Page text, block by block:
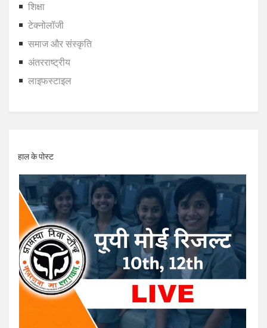
शिक्षा
टेक्नोलॉजी
समाज और संस्कृति
अंतरराष्ट्रीय
लाइफस्टाइल
हाल के पोस्ट